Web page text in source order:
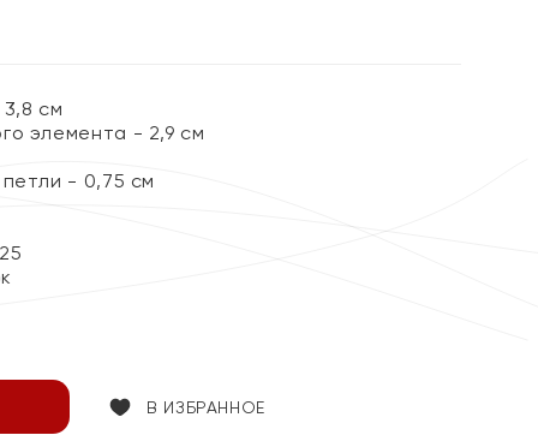
см
элемента - 2,9 см
- 0,75 см
В ИЗБРАННОЕ